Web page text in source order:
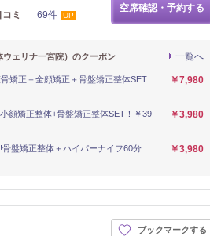
コミ 69件 UP
空席確認・予約する
一覧へ
ェリナ一宮院）のクーポン
矯正＋全顔矯正＋骨盤矯正整体SET
￥7,980
顔矯正整体+骨盤矯正整体SET！￥39
￥3,980
盤矯正整体＋ハイパーナイフ60分
￥3,980
ブックマークする